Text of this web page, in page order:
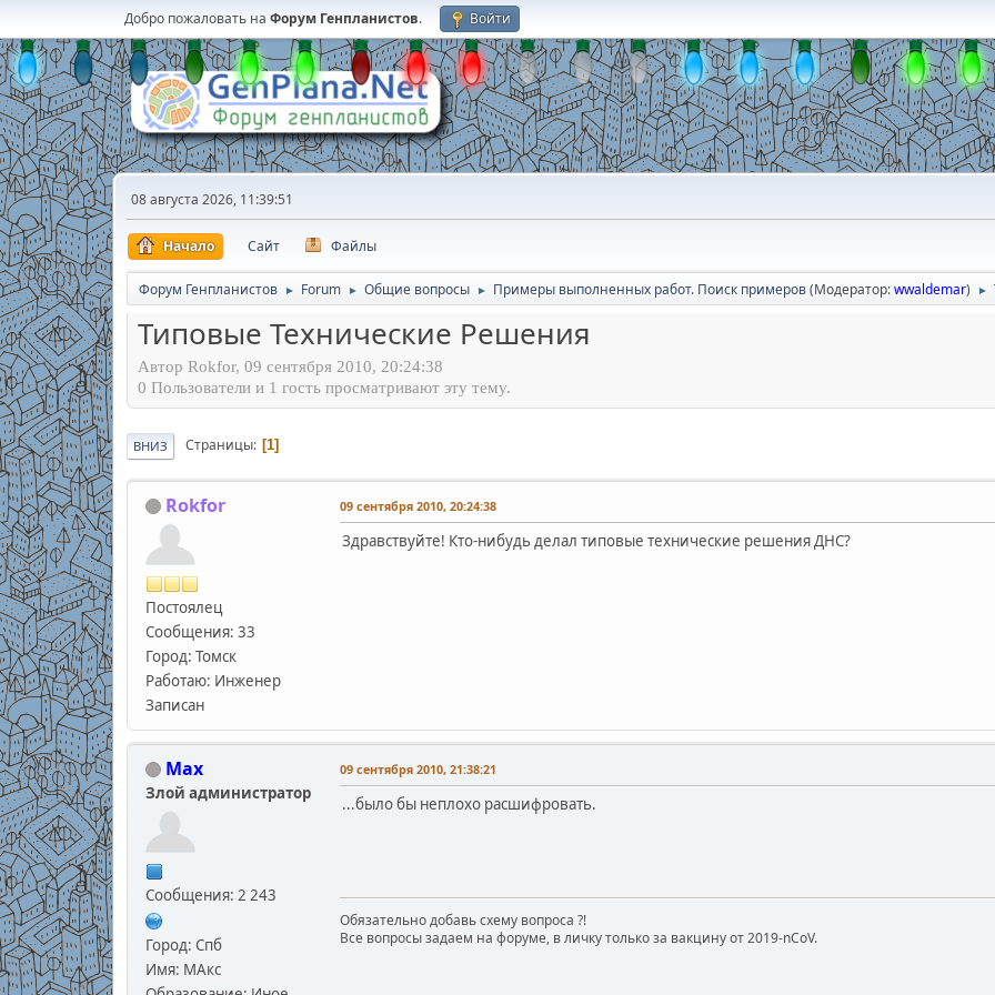
Добро пожаловать на Форум Генпланистов. Войти
08 августа 2026, 11:39:51
Начало Сайт Файлы
Форум Генпланистов ► Forum ► Общие вопросы ► Примеры выполненных работ. Поиск примеров(Модератор:wwaldemar) ►
Типовые Технические Решения
Автор Rokfor, 09 сентября 2010, 20:24:38
0 Пользователи и 1 гость просматривают эту тему.
ВНИЗ Страницы 1
Rokfor
Постоялец
Сообщения: 33
Город: Томск
Работаю: Инженер
Записан
09 сентября 2010, 20:24:38
Здравствуйте! Кто-нибудь делал типовые технические решения ДНС?
Max
Злой администратор
Сообщения: 2 243
Город: Спб
Имя: МАкс
09 сентября 2010, 21:38:21
...было бы неплохо расшифровать.
Обязательно добавь схему вопроса ?!
Все вопросы задаем на форуме, в личку только за вакцину от 2019-nCoV.